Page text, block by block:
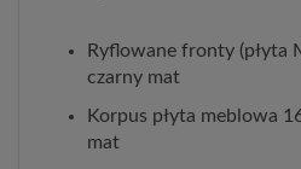
Ryflowane fronty (płyta
czarny mat
Korpus płyta meblowa
mat